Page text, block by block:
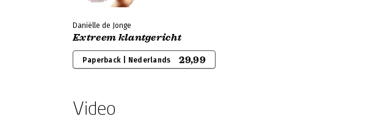
Daniëlle de Jonge
Extreem klantgericht
Paperback | Nederlands 29,99
Video